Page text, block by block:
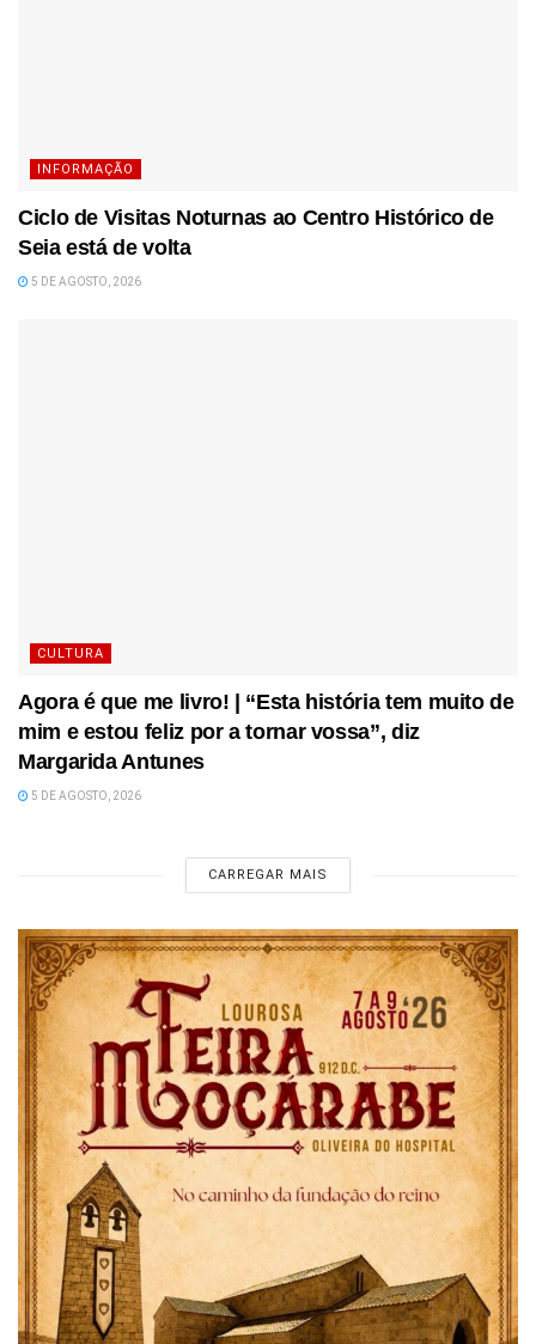
INFORMAÇÃO
Ciclo de Visitas Noturnas ao Centro Histórico de
Seia está de volta
5 DE AGOSTO, 2026
CULTURA
Agora é que me livro! | “Esta história tem muito de
mim e estou feliz por a tornar vossa”, diz
Margarida Antunes
5 DE AGOSTO, 2026
CARREGAR MAIS